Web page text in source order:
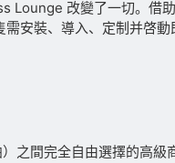
Lounge 改變了一切。
安裝、導入、定制并啓動
間完全自由選擇的高